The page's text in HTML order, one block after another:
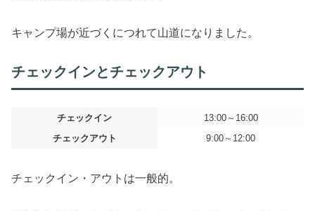
キャンプ場が近づくにつれて山道になりました。
チェックインとチェックアウト
チェックイン
13:00～16:00
チェックアウト
9:00～12:00
チェックイン・アウトは一般的。